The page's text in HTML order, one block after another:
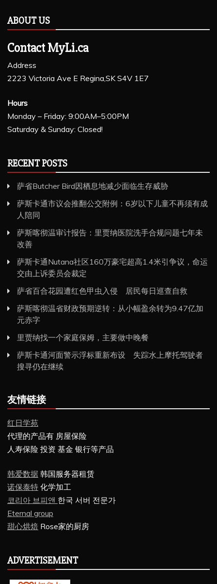
ABOUT US
Contact MyLi.ca
Address
2223 Victoria Ave E Regina,SK S4V 1E7
Hours
Monday – Friday: 9:00AM–5:00PM
Saturday & Sunday: Closed!
RECENT POSTS
萨省Butcher Bird因栖息地减少面临生存威胁
萨斯卡通市议会推翻公交附例：6岁以下儿童不再须有成
人陪同
萨斯喀彻温审计报告：里贾纳医院洗手合规问题七年未
改善
萨斯卡通Nutana社区160万豪宅超高1.4米引争议，命运
交由上诉委员会裁定
萨省百合花园遭红色甲虫入侵 居民每日巡查自救
萨斯喀彻温省财政预期逆转：从小幅盈余转为9.47亿加
元赤字
里贾纳找一个家庭保姆，主要做中晚餐
萨斯卡通河面警示浮标重新布设 失踪水上摩托驾驶者
搜寻仍在继续
友情链接
红日学苑
代理的产品有 房屋保险
人寿保险 投资 基金 银行等产品
韩爱数据 韩国服务器租赁
诺保泰特 化学加工
코리아 브피앤 한국 서버 전문가
Eternal group
甜心烘焙 Rose家的厨房
ADVERTISEMENT